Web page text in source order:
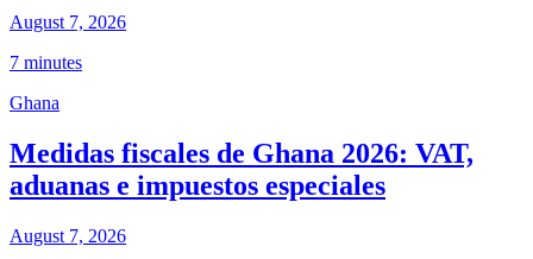
August 7, 2026
7 minutes
Ghana
Medidas fiscales de Ghana 2026: VAT,
aduanas e impuestos especiales
August 7, 2026